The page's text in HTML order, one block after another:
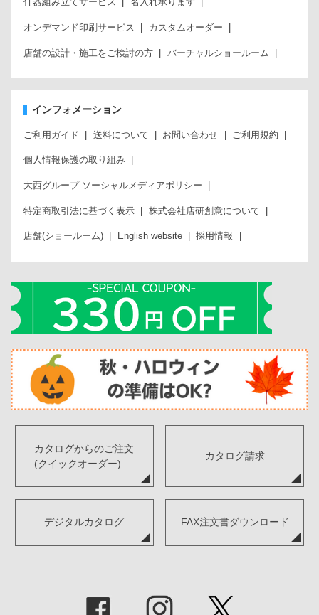
オンデマンド印刷サービス カスタムオーダー
店舗の設計・施工をご検討の方 バーチャルショールーム
インフォメーション
ご利用ガイド 送料について お問い合わせ ご利用規約
個人情報保護の取り組み
大西グループ ソーシャルメディアポリシー
特定商取引法に基づく表示 株式会社店研創意について
店舗(ショールーム) English website 採用情報
カタログからのご注文
(クイックオーダー)
カタログ請求
デジタルカタログ FAX注文書ダウンロード